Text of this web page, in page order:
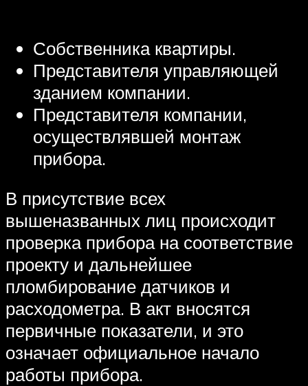
Собственника квартиры.
Представителя управляющей
зданием компании.
Представителя компании,
осуществлявшей монтаж
прибора.
В присутствие всех
вышеназванных лиц происходит
проверка прибора на соответствие
проекту и дальнейшее
пломбирование датчиков и
расходометра. В акт вносятся
первичные показатели, и это
означает официальное начало
работы прибора.